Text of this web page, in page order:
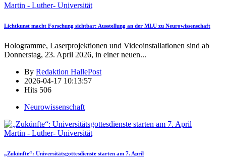
Martin - Luther- Universität
Lichtkunst macht Forschung sichtbar: Ausstellung an der MLU zu Neurowissenschaft
Hologramme, Laserprojektionen und Videoinstallationen sind ab
Donnerstag, 23. April 2026, in einer neuen...
By Redaktion HallePost
2026-04-17 10:13:57
Hits 506
Neurowissenschaft
Martin - Luther- Universität
„Zukünfte“: Universitätsgottesdienste starten am 7. April